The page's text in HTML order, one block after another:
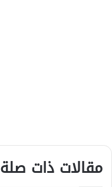
مقالات ذات صلة